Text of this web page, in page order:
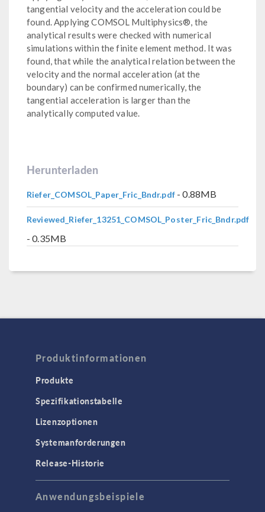
tangential velocity and the acceleration could be
found. Applying COMSOL Multiphysics®, the
analytical results were checked with numerical
simulations within the finite element method. It was
found, that while the analytical relation between the
velocity and the normal acceleration (at the
boundary) can be confirmed numerically, the
tangential acceleration is larger than the
analytically computed value.
Herunterladen
Riefer_COMSOL_Paper_Fric_Bndr.pdf- 0.88MB
Reviewed_Riefer_13251_COMSOL_Poster_Fric_Bndr.pdf
- 0.35MB
Produktinformationen
Produkte
Spezifikationstabelle
Lizenzoptionen
Systemanforderungen
Release-Historie
Anwendungsbeispiele